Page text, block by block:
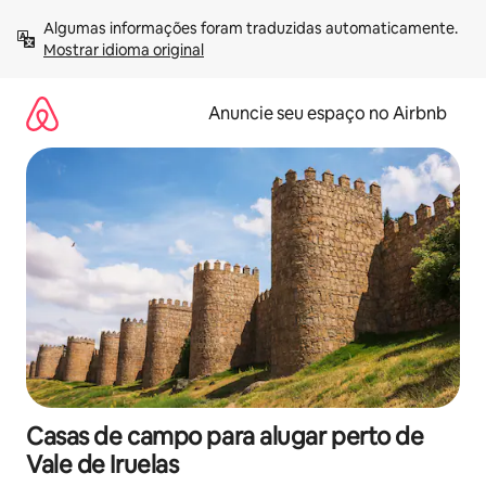
para
Mostrar idioma original
Anuncie seu espaço no Airbnb
Casas de campo para alugar perto de
Vale de Iruelas